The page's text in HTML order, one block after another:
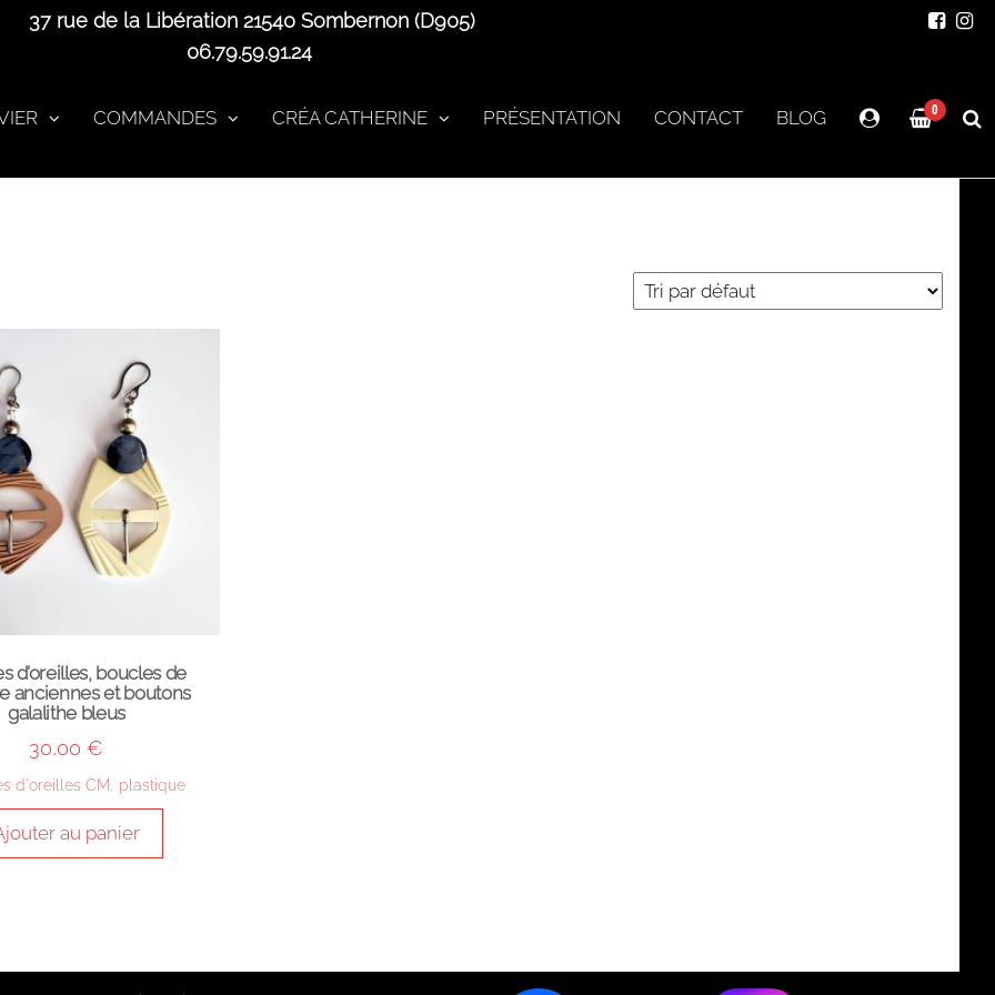
37 rue de la Libération 21540 Sombernon (D905)
06.79.59.91.24
0
COMMANDES CRÉA CATHERINE PRÉSENTATION CONTACT BLOG
d’oreilles, boucles de
anciennes et boutons
galalithe bleus
30,00€
d'oreilles CM plastique
au panier